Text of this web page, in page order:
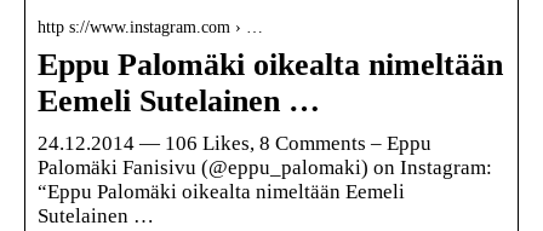
http s://www.instagram.com › …
Eppu Palomäki oikealta nimeltään
Eemeli Sutelainen …
24.12.2014 — 106 Likes, 8 Comments – Eppu
Palomäki Fanisivu (@eppu_palomaki) on Instagram:
“Eppu Palomäki oikealta nimeltään Eemeli
Sutelainen …